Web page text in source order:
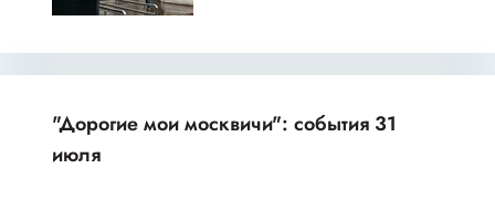
"Дорогие мои москвичи": события 31
июля